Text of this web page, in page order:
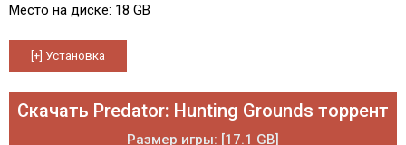
Место на диске: 18 GB
Скачать Predator: Hunting Grounds торрент
Размер игры: [17.1 GB]